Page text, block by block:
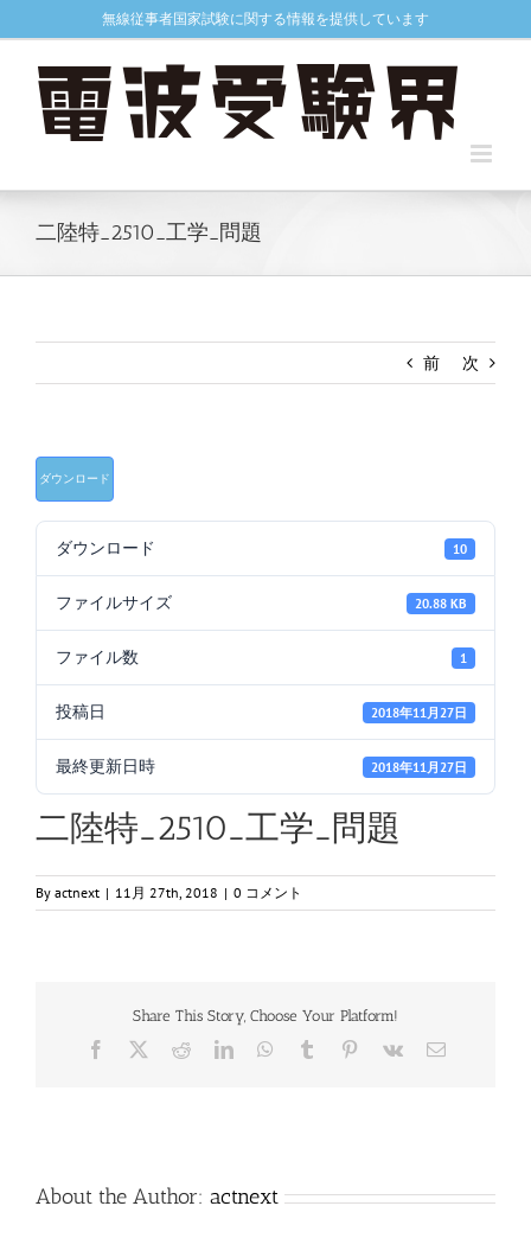
to
無線従事者国家試験に関する情報を提供しています
二陸特_2510_工学_問題
前 次
ダウンロード
ダウンロード 10
ファイルサイズ 20.88 KB
ファイル数 1
投稿日 2018年11月27日
最終更新日時 2018年11月27日
二陸特_2510_工学_問題
By actnext | 11月 27th, 2018 | 0 コメント
Share This Story, Choose Your Platform!
Facebook RedditLinkedInWhatsApp
Tumblr Pinterest
Vk
電
About the Author: actnext